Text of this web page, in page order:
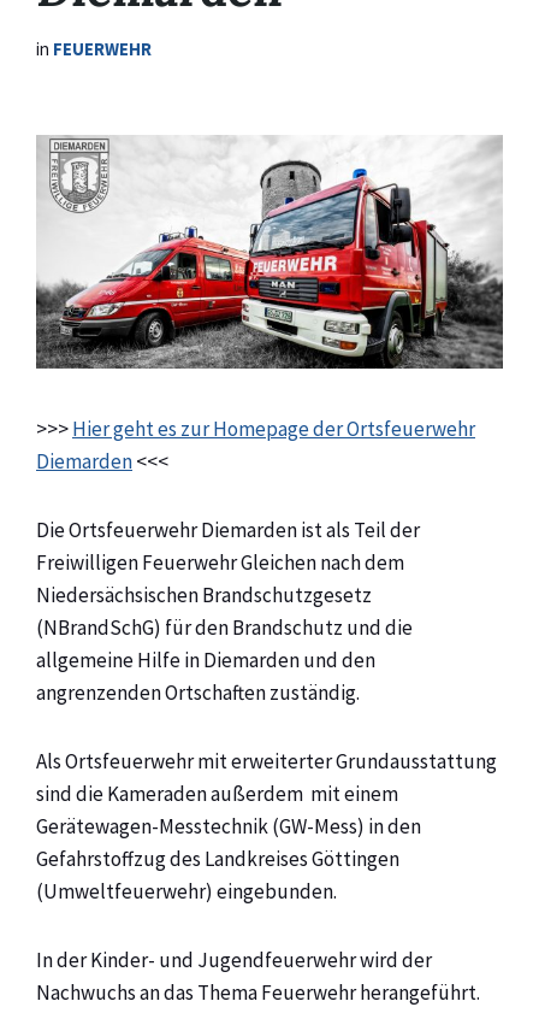
in FEUERWEHR
>>>Hier geht es zur Homepage der Ortsfeuerwehr
Diemarden<<<
Die Ortsfeuerwehr Diemarden ist als Teil der
Freiwilligen Feuerwehr Gleichen nach dem
Niedersächsischen Brandschutzgesetz
(NBrandSchG) für den Brandschutz und die
allgemeine Hilfe in Diemarden und den
angrenzenden Ortschaften zuständig.
Als Ortsfeuerwehr mit erweiterter Grundausstattung
sind die Kameraden außerdem mit einem
Gerätewagen-Messtechnik (GW-Mess) in den
Gefahrstoffzug des Landkreises Göttingen
(Umweltfeuerwehr) eingebunden.
In der Kinder- und Jugendfeuerwehr wird der
Nachwuchs an das Thema Feuerwehr herangeführt.